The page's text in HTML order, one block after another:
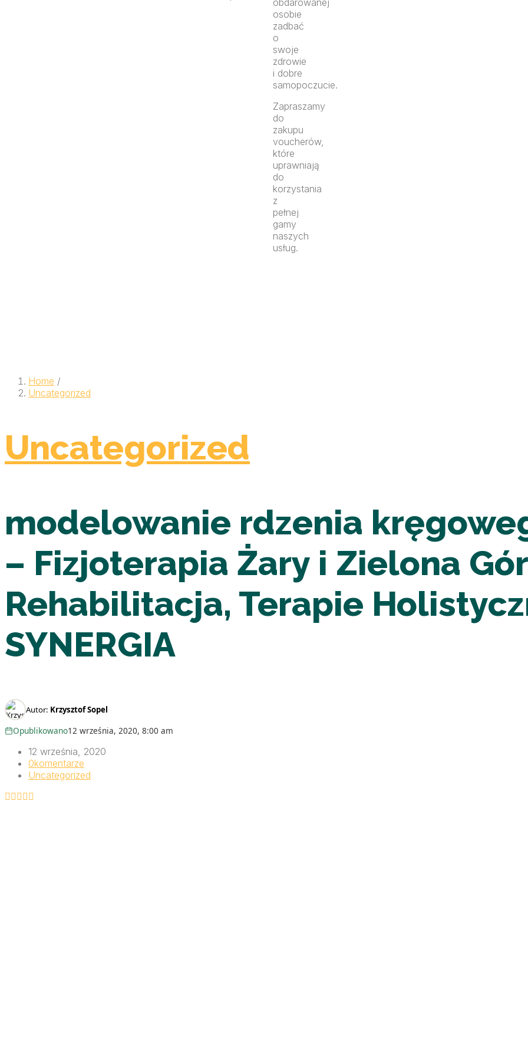
osobie
zadbać
o
swoje
zdrowie
i dobre
samopoczucie.
Zapraszamy
do
zakupu
voucherów,
które
uprawniają
do
korzystania
z
pełnej
gamy
naszych
usług.
Home /
Uncategorized
Uncategorized
modelowanie rdzenia
– Fizjoterapia Żary i Zielona
Rehabilitacja, Terapie
SYNERGIA
Autor: Krzysztof Sopel
Opublikowano12 września, 2020, 8:00 am
12 września, 2020
0komentarze
Uncategorized